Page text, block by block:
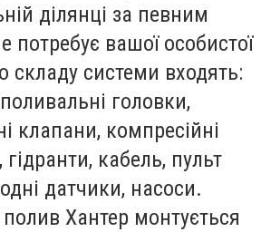
ділянці за певним
потребує вашої особистої
складу системи входять:
головки,
клапани, компресійні
кабель, пульт
датчики, насоси.
Хантер монтується